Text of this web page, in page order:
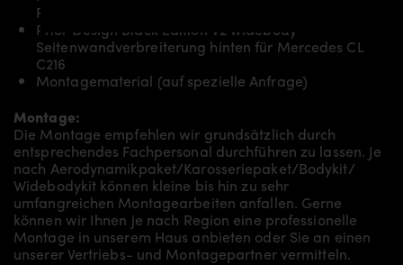
Frontkotflügel für Mercedes CL C216
Prior Design Black Edition V2 Widebody
Seitenwandverbreiterung hinten für Mercedes CL
C216
Montagematerial (auf spezielle Anfrage)
Montage:
Die Montage empfehlen wir grundsätzlich durch
entsprechendes Fachpersonal durchführen zu lassen. Je
nach Aerodynamikpaket/Karosseriepaket/Bodykit/
Widebodykit können kleine bis hin zu sehr
umfangreichen Montagearbeiten anfallen. Gerne
können wir Ihnen je nach Region eine professionelle
Montage in unserem Haus anbieten oder Sie an einen
unserer Vertriebs- und Montagepartner vermitteln.